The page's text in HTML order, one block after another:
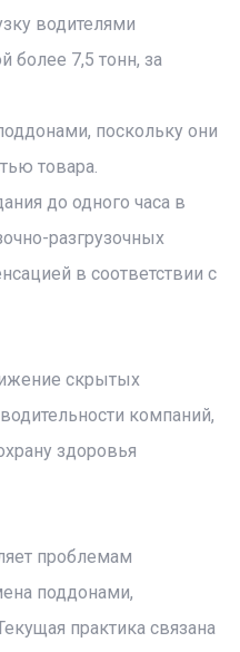
водителями
более 7,5 тонн, за
поскольку они
товара.
до одного часа в
разгрузочных
в соответствии с
скрытых
компаний,
здоровья
проблемам
поддонами,
практика связана